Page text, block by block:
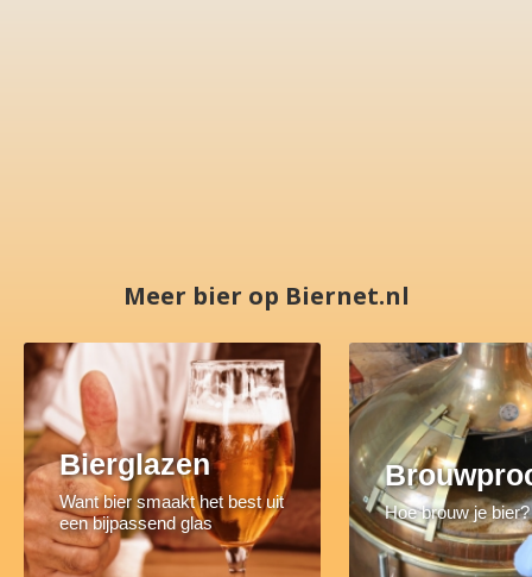
Meer bier op Biernet.nl
Bierglazen
Want bier smaakt het best uit
een bijpassend glas
Hoe brouw je bier?